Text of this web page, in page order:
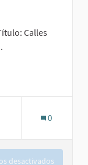
Calles
Obras públicas
de Queretaro 3
0
desactivados